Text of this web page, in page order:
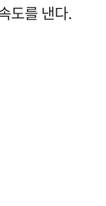
도를 낸다.